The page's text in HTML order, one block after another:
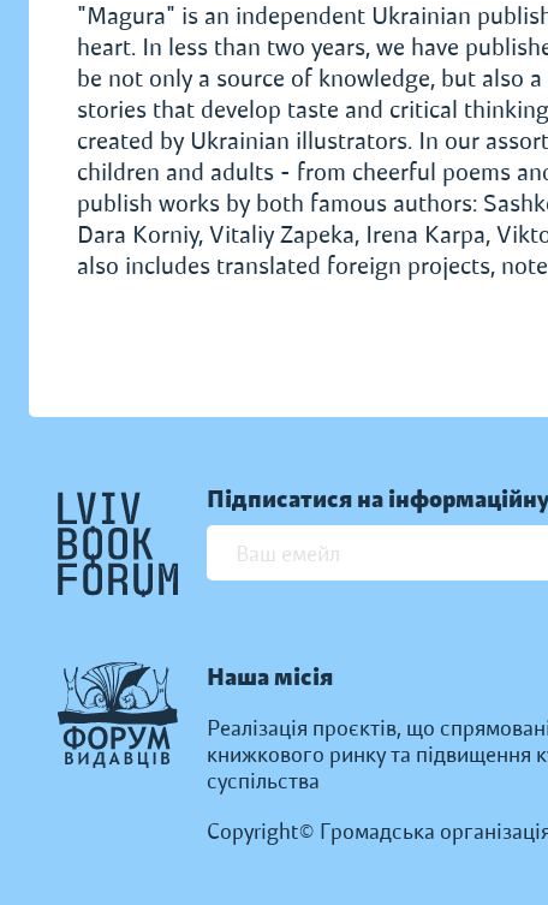
"Magura" is an independent Ukrainian
heart. In less than two years, we have
be not only a source of knowledge, but also
stories that develop taste and critical
created by Ukrainian illustrators. In our
children and adults - from cheerful poems
publish works by both famous authors:
Dara Korniy, Vitaliy Zapeka, Irena Karpa,
also includes translated foreign projects,
Підписатися на
Наша місія
Реалізація проєктів, що
книжкового ринку та підвищення
суспільства
Copyright© Громадська